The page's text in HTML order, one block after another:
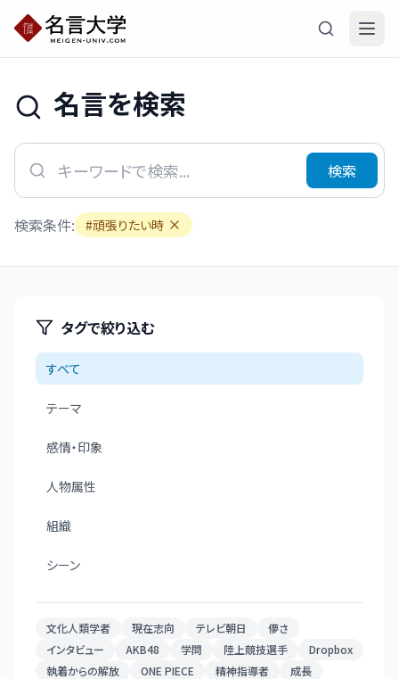
名言を検索
検索
検索条件: #頑張りたい時
タグで絞り込む
すべて
テーマ
感情・印象
人物属性
組織
シーン
文化人類学者 現在志向 テレビ朝日
儚さ
インタビュー
AKB48 学問 陸上競技選手
Dropbox
執着からの解放
ONE PIECE 精神指導者
成長